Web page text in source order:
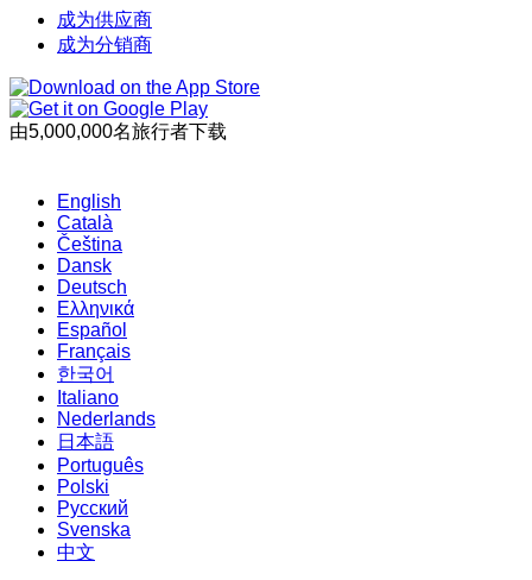
成为供应商
成为分销商
由5,000,000名旅行者下载
English
Català
Čeština
Dansk
Deutsch
Ελληνικά
Español
Français
한국어
Italiano
Nederlands
日本語
Português
Polski
Русский
Svenska
中文